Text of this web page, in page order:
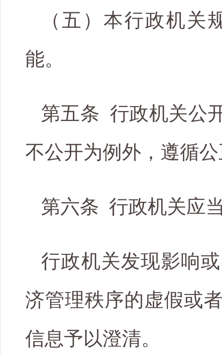
（五）本行政机
能。
第五条 行政机关公
不公开为例外，遵循
第六条 行政机关应
行政机关发现影响
济管理秩序的虚假或
信息予以澄清。